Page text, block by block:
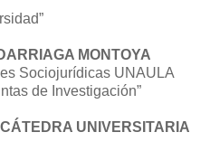
MONTOYA
Sociojurídicas UNAULA
de Investigación”
UNIVERSITARIA